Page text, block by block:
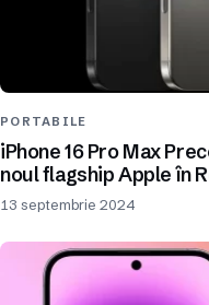
PORTABILE
iPhone 16 Pro Max
noul flagship Apple în
13 septembrie 2024